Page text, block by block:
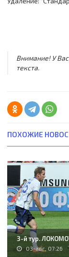
Внимание! У
текста.
ПОХОЖИЕ
3-й тур.
03-авг, 07:26